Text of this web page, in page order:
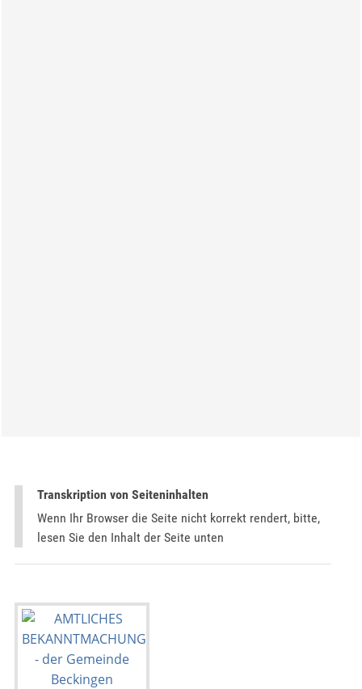
Transkription von Seiteninhalten
Wenn Ihr Browser die Seite nicht korrekt rendert, bitte,
lesen Sie den Inhalt der Seite unten